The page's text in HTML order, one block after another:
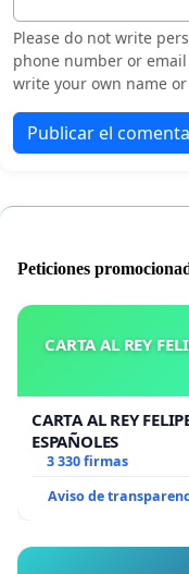
Please do not write
phone number or
write your own name
Publicar el
Peticiones
CARTA AL REY
CARTA AL REY
ESPAÑOLES
3 330 firmas
Aviso de